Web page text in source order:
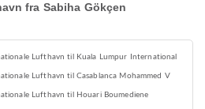
fra Sabiha Gökçen
Lufthavn til Kuala Lumpur International
Lufthavn til Casablanca Mohammed V
Lufthavn til Houari Boumediene